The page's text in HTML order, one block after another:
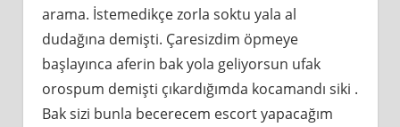
arama. İstemedikçe zorla soktu yala al
dudağına demişti. Çaresizdim öpmeye
başlayınca aferin bak yola geliyorsun ufak
orospum demişti çıkardığımda kocamandı siki .
Bak sizi bunla becerecem escort yapacağım